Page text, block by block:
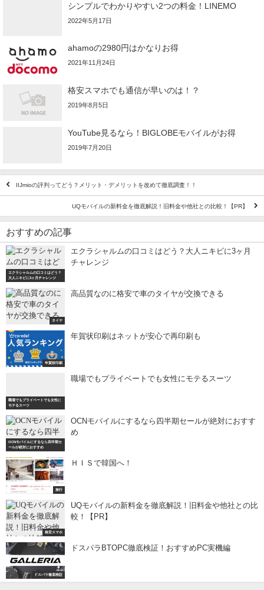
シンプルでわかりやすい2つの料金！LINEMO
2022年5月17日
ahamoの2980円はかなりお得
2021年11月24日
格安スマホでも通信が早いのは！？
2019年8月5日
YouTube見るなら！BIGLOBEモバイルがお得
2019年7月20日
IIJmioの評判ってどう？メリット・デメリットを改めて徹底調査！！
UQモバイルの新料金を徹底解説！旧料金や他社との比較！【PR】
おすすめの記事
エクラシャルムの口コミはどう？
大人ニキビに3ヶ月チャレンジ
エクラシャルムの口コミはどう？大人ニキビに3ヶ月
チャレンジ
タイヤ
高品質なのに格安で車のタイヤが交換できる
年賀状印刷
年賀状印刷はネットが安心で再印刷も
職場でもプライベートでも女性に
モテるスーツ
職場でもプライベートでも女性にモテるスーツ
OCNモバイルにするなら四半期セ
ールが絶対におすすめ
OCNモバイルにするなら四半期セールが絶対におすす
め
旅行
ＨＩＳで韓国へ！
格安スマホ
UQモバイルの新料金を徹底解説！旧料金や他社との比
較！【PR】
ドスパラ徹底検証
ドスパラBTOPC徹底検証！おすすめPC実機編